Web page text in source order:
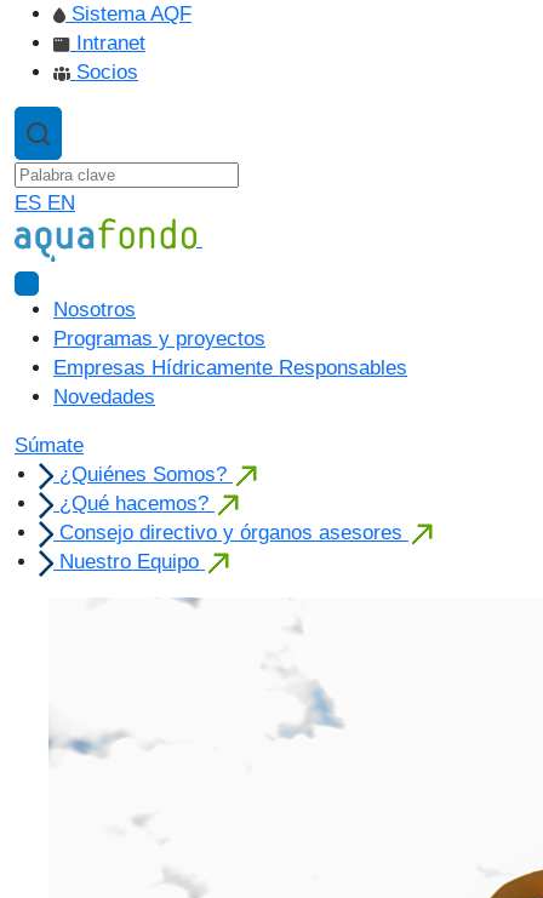
Sistema AQF
Intranet
Socios
ES EN
Nosotros
Programas y proyectos
Empresas Hídricamente Responsables
Novedades
Súmate
¿Quiénes Somos?
¿Qué hacemos?
Consejo directivo y órganos asesores
Nuestro Equipo